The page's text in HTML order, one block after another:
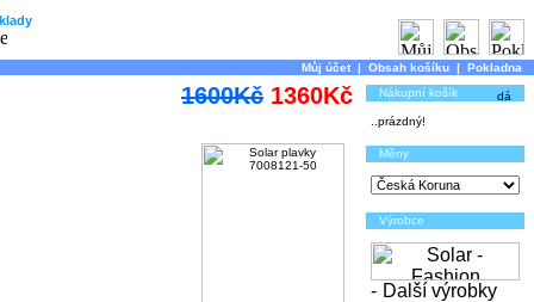
Můj účet | Obsah košíku | Pokladna
1600Kč 1360Kč Nákupní košík
..prázdný!
Měny
Výrobce
- Další výrobky